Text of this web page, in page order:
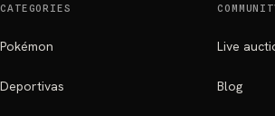
CATEGORIES
Pokémon
Deportivas
Live
Blog